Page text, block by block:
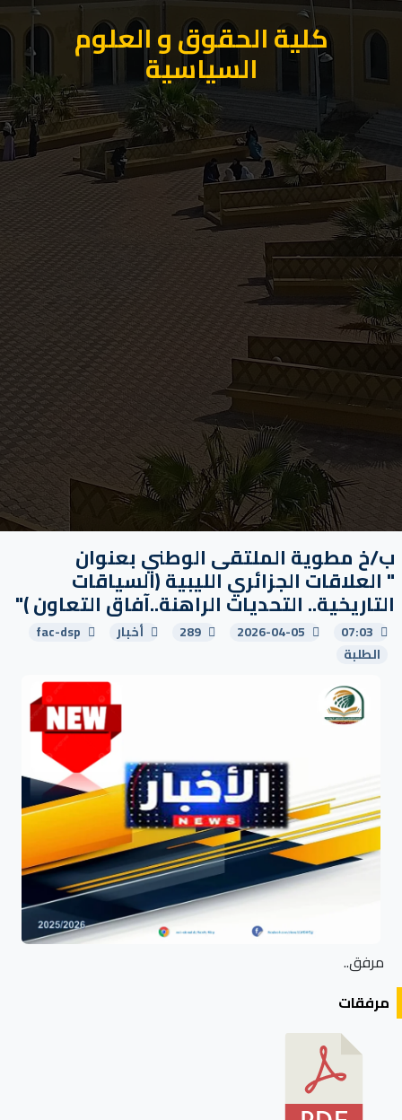
كلية الحقوق و العلوم
السياسية
ب/خ مطوية الملتقى الوطني بعنوان
" العلاقات الجزائري الليبية (السياقات
التاريخية.. التحديات الراهنة..آفاق التعاون )"
07:03
2026-04-05
289 أخبار
fac-dsp
الطلبة
مرفق..
مرفقات